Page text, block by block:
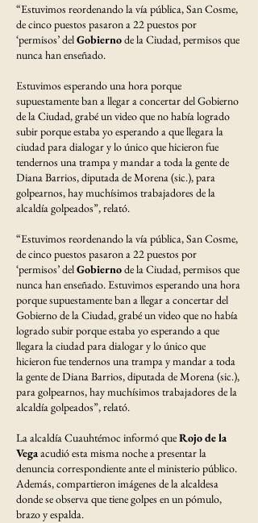
“Estuvimos reordenando la vía pública, San Cosme,
de cinco puestos pasaron a 22 puestos por
‘permisos’ delGobiernode la Ciudad, permisos que
nunca han enseñado.
Estuvimos esperando una hora porque
supuestamente ban a llegar a concertar del Gobierno
de la Ciudad, grabé un video que no había logrado
subir porque estaba yo esperando a que llegara la
ciudad para dialogar y lo único que hicieron fue
tendernos una trampa y mandar a toda la gente de
Diana Barrios, diputada de Morena (sic.), para
golpearnos, hay muchísimos trabajadores de la
alcaldía golpeados”, relató.
“Estuvimos reordenando la vía pública, San Cosme,
de cinco puestos pasaron a 22 puestos por
‘permisos’ delGobiernode la Ciudad, permisos que
nunca han enseñado. Estuvimos esperando una hora
porque supuestamente ban a llegar a concertar del
Gobierno de la Ciudad, grabé un video que no había
logrado subir porque estaba yo esperando a que
llegara la ciudad para dialogar y lo único que
hicieron fue tendernos una trampa y mandar a toda
la gente de Diana Barrios, diputada de Morena (sic.),
para golpearnos, hay muchísimos trabajadores de la
alcaldía golpeados”, relató.
La alcaldía Cuauhtémoc informó queRojo de la
Vegaacudió esta misma noche a presentar la
denuncia correspondiente ante el ministerio público.
Además, compartieron imágenes de la alcaldesa
donde se observa que tiene golpes en un pómulo,
brazo y espalda.